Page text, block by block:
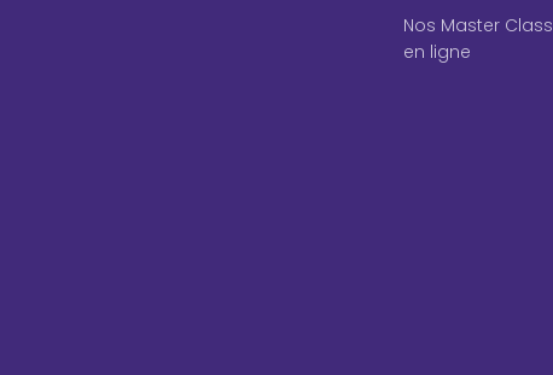
Nos Master Class
en ligne